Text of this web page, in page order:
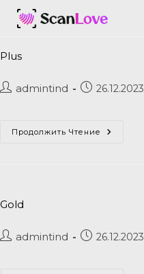
Plus
admintind 26.12.2023
Продолжить Чтение
Gold
admintind 26.12.2023